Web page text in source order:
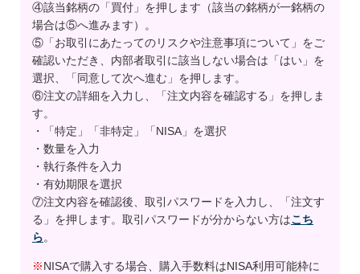
④該当銘柄の「買付」を押します（該当の銘柄が一銘柄の
場合は⑤へ進みます）。
⑤「お取引にあたってのリスクや注意事項について」をご
確認いただき、内部者取引に該当しない場合は「はい」を
選択、「同意して次へ進む」を押します。
⑥注文の詳細を入力し、「注文内容を確認する」を押しま
す。
・「特定」「非特定」「NISA」を選択
・数量を入力
・執行条件を入力
・有効期限を選択
⑦注文内容を確認後、取引パスワードを入力し、「注文す
る」を押します。取引パスワードが分からない方はこち
ら。
※NISAで購入する場合、購入手数料はNISA利用可能枠に